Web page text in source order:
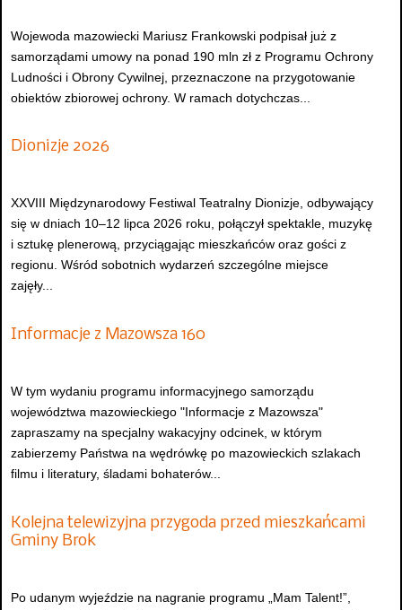
Wojewoda mazowiecki Mariusz Frankowski podpisał już z
samorządami umowy na ponad 190 mln zł z Programu Ochrony
Ludności i Obrony Cywilnej, przeznaczone na przygotowanie
obiektów zbiorowej ochrony. W ramach dotychczas...
Dionizje 2026
XXVIII Międzynarodowy Festiwal Teatralny Dionizje, odbywający
się w dniach 10–12 lipca 2026 roku, połączył spektakle, muzykę
i sztukę plenerową, przyciągając mieszkańców oraz gości z
regionu. Wśród sobotnich wydarzeń szczególne miejsce
zajęły...
Informacje z Mazowsza 160
W tym wydaniu programu informacyjnego samorządu
województwa mazowieckiego "Informacje z Mazowsza"
zapraszamy na specjalny wakacyjny odcinek, w którym
zabierzemy Państwa na wędrówkę po mazowieckich szlakach
filmu i literatury, śladami bohaterów...
Kolejna telewizyjna przygoda przed mieszkańcami
Gminy Brok
Po udanym wyjeździe na nagranie programu „Mam Talent!”,